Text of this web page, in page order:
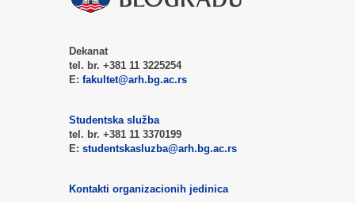
Dekanat
tel. br. +381 11 3225254
E: fakultet@arh.bg.ac.rs
Studentska služba
tel. br. +381 11 3370199
E: studentskasluzba@arh.bg.ac.rs
Kontakti organizacionih jedinica